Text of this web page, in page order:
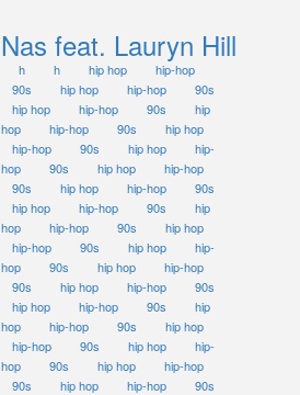
Nas feat. Lauryn Hill
h h hip hop
hip-hop
90s
hip hop hip-hop
90s
hip hop
hip-hop 90s
hip
hop
hip-hop 90s
hip hop
hip-hop
90s hip hop
hip-
hop
90s hip hop
hip-hop
90s
hip hop hip-hop
90s
hip hop
hip-hop 90s
hip
hop
hip-hop 90s
hip hop
hip-hop
90s hip hop
hip-
hop
90s hip hop
hip-hop
90s
hip hop hip-hop
90s
hip hop
hip-hop 90s
hip
hop
hip-hop 90s
hip hop
hip-hop
90s hip hop
hip-
hop
90s hip hop
hip-hop
90s
hip hop hip-hop
90s